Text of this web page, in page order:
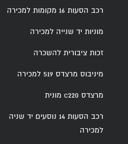
רכב הסעות 16 מקומות למכירה
מוניות יד שנייה למכירה
זכות ציבורית להשכרה
מיניבוס מרצדס 519 למכירה
מרצדס c220 מונית
רכב הסעות 14 נוסעים יד שניה
למכירה